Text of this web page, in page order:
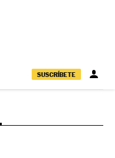
SUSCRÍBETE